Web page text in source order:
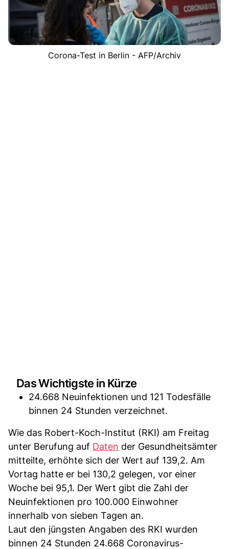
Corona-Test in Berlin - AFP/Archiv
Das Wichtigste in Kürze
24.668 Neuinfektionen und 121 Todesfälle
binnen 24 Stunden verzeichnet.
Wie das Robert-Koch-Institut (RKI) am Freitag
unter Berufung auf Daten der Gesundheitsämter
mitteilte, erhöhte sich der Wert auf 139,2. Am
Vortag hatte er bei 130,2 gelegen, vor einer
Woche bei 95,1. Der Wert gibt die Zahl der
Neuinfektionen pro 100.000 Einwohner
innerhalb von sieben Tagen an.
Laut den jüngsten Angaben des RKI wurden
binnen 24 Stunden 24.668 Coronavirus-